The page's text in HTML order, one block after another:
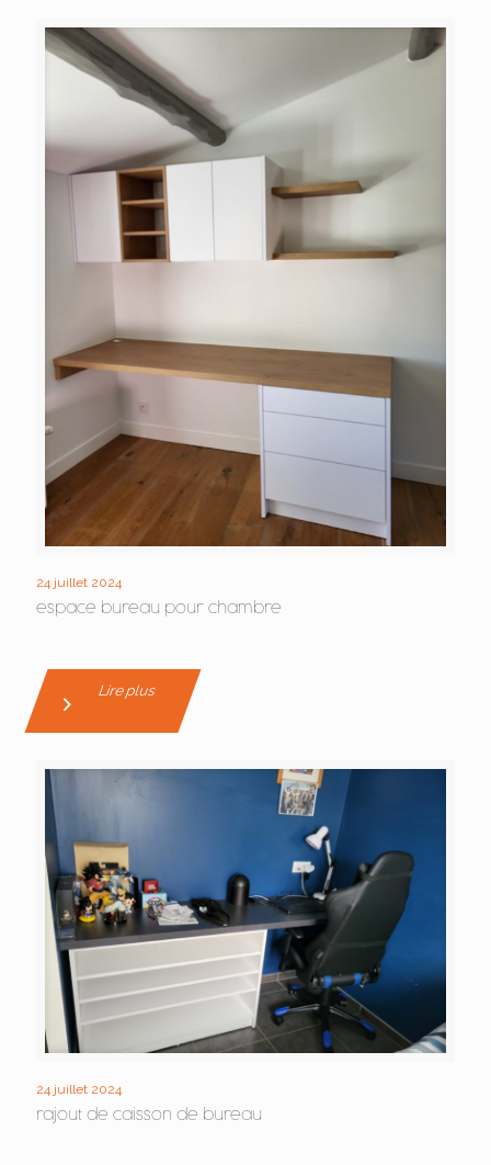
24 juillet 2024
espace bureau pour chambre
Lire plus
24 juillet 2024
rajout de caisson de bureau